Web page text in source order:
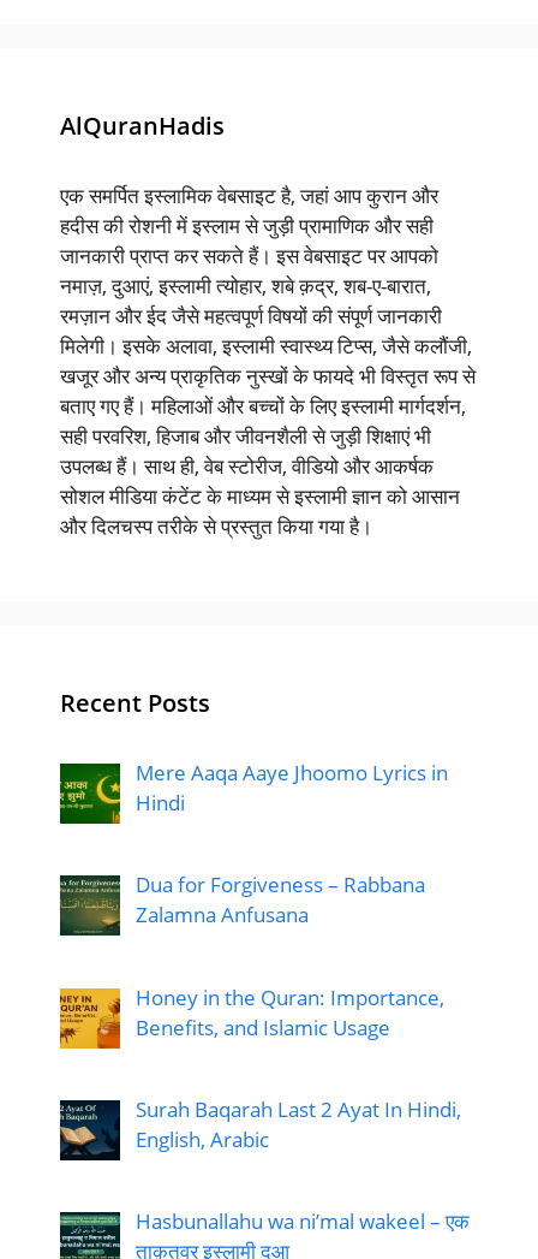
AlQuranHadis
एक समर्पित इस्लामिक वेबसाइट है, जहां आप कुरान और
हदीस की रोशनी में इस्लाम से जुड़ी प्रामाणिक और सही
जानकारी प्राप्त कर सकते हैं। इस वेबसाइट पर आपको
नमाज़, दुआएं, इस्लामी त्योहार, शबे क़द्र, शब-ए-बारात,
रमज़ान और ईद जैसे महत्वपूर्ण विषयों की संपूर्ण जानकारी
मिलेगी। इसके अलावा, इस्लामी स्वास्थ्य टिप्स, जैसे कलौंजी,
खजूर और अन्य प्राकृतिक नुस्खों के फायदे भी विस्तृत रूप से
बताए गए हैं। महिलाओं और बच्चों के लिए इस्लामी मार्गदर्शन,
सही परवरिश, हिजाब और जीवनशैली से जुड़ी शिक्षाएं भी
उपलब्ध हैं। साथ ही, वेब स्टोरीज, वीडियो और आकर्षक
सोशल मीडिया कंटेंट के माध्यम से इस्लामी ज्ञान को आसान
और दिलचस्प तरीके से प्रस्तुत किया गया है।
Recent Posts
Mere Aaqa Aaye Jhoomo Lyrics in
Hindi
Dua for Forgiveness – Rabbana
Zalamna Anfusana
Honey in the Quran: Importance,
Benefits, and Islamic Usage
Surah Baqarah Last 2 Ayat In Hindi,
English, Arabic
Hasbunallahu wa ni’mal wakeel – एक
ताक़तवर इस्लामी दुआ